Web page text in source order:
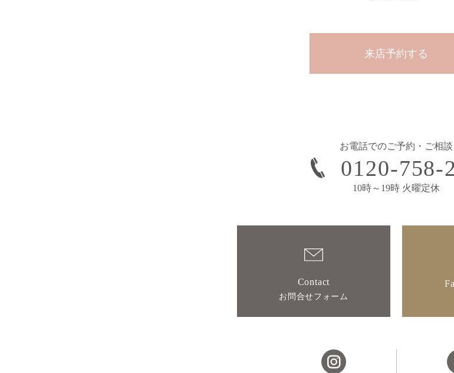
来店予約する
お電話でのご予約・ご相談
0120-758-
10時～19時 火曜定休
Contact
お問合せフォーム